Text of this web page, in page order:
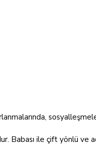
Babası ile çift yönlü ve